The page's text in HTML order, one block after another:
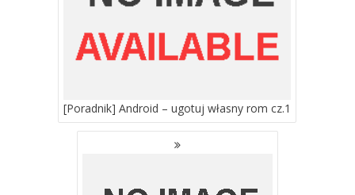
[Poradnik] Android – ugotuj własny rom cz.1